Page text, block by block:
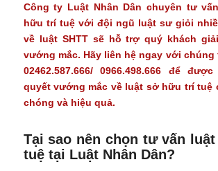
Công ty Luật Nhân Dân chuyên tư
hữu trí tuệvới đội ngũ luật sư giỏi
về luật SHTT sẽ hỗ trợ quý khách
vướng mắc. Hãy liên hệ ngay với chúng
02462.587.666/ 0966.498.666 để
quyết vướng mắc về luật sở hữu trí tuệ
chóng và hiệu quả.
Tại sao nên chọn tư vấn
tuệ tại Luật Nhân Dân?